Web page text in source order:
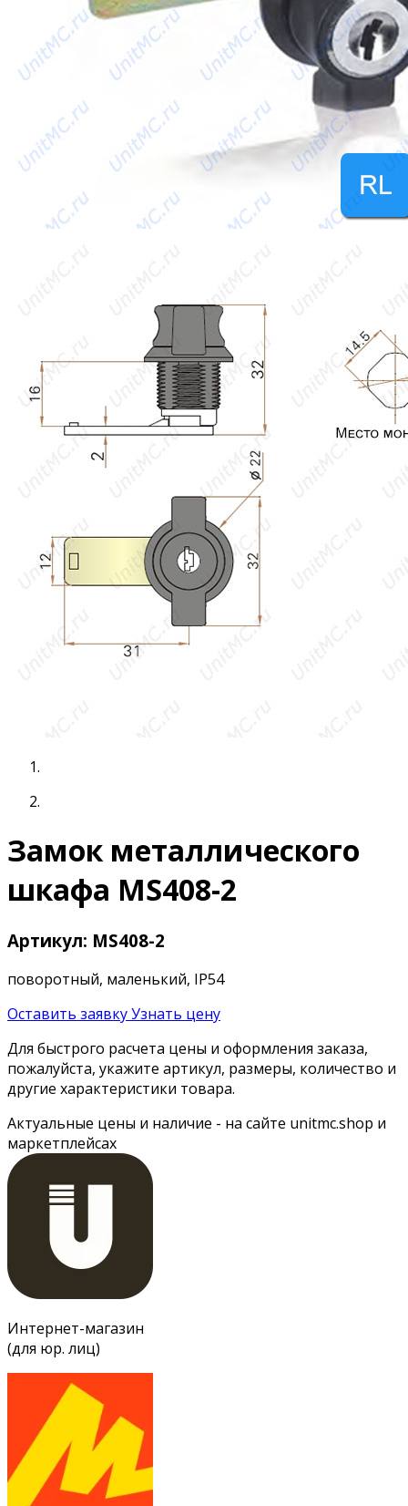
Замок металлического
шкафа MS408-2
Артикул: MS408-2
поворотный, маленький, IP54
Оставить заявкуУзнать цену
Для быстрого расчета цены и оформления заказа,
пожалуйста, укажите артикул, размеры, количество и
другие характеристики товара.
Актуальные цены и наличие - на сайте unitmc.shop и
маркетплейсах
Интернет-магазин
(для юр. лиц)